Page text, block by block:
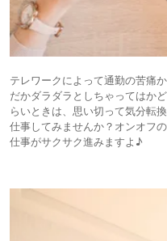
テレワークによって通勤の苦痛
だかダラダラとしちゃってはか
らいときは、思い切って気分転
仕事してみませんか？オンオフ
仕事がサクサク進みますよ♪